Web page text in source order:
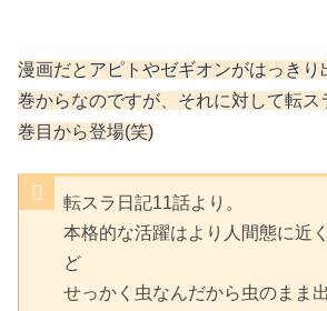
漫画だとアピトやゼギオンがはっきり
巻からなのですが、それに対して転ス
巻目から登場(笑)
転スラ日記11話より。
本格的な活躍はより人間態に近
ど
せっかく虫なんだから虫のまま